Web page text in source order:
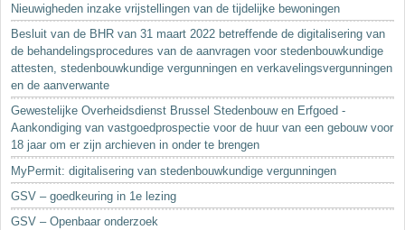
Nieuwigheden inzake vrijstellingen van de tijdelijke bewoningen
Besluit van de BHR van 31 maart 2022 betreffende de digitalisering van
de behandelingsprocedures van de aanvragen voor stedenbouwkundige
attesten, stedenbouwkundige vergunningen en verkavelingsvergunningen
en de aanverwante
Gewestelijke Overheidsdienst Brussel Stedenbouw en Erfgoed -
Aankondiging van vastgoedprospectie voor de huur van een gebouw voor
18 jaar om er zijn archieven in onder te brengen
MyPermit: digitalisering van stedenbouwkundige vergunningen
GSV – goedkeuring in 1e lezing
GSV – Openbaar onderzoek